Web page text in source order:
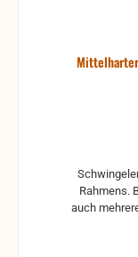
Rahmens. Bei Bedarf können selbstverständlich
auch